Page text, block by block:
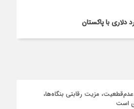
مزیت رقابتی بنگاه‌ها،
است